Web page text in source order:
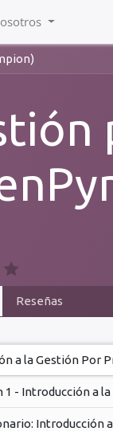
Reseñas
a la Gestión Por
1 - Introducción a
Introducción